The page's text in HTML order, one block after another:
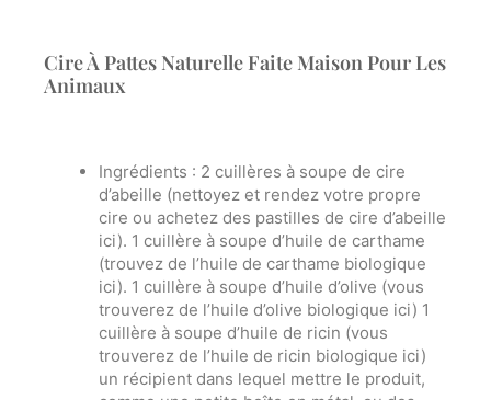
Cire À Pattes Naturelle Faite Maison Pour Les
Animaux
Ingrédients : 2 cuillères à soupe de cire
d’abeille (nettoyez et rendez votre propre
cire ou achetez des pastilles de cire d’abeille
ici). 1 cuillère à soupe d’huile de carthame
(trouvez de l’huile de carthame biologique
ici). 1 cuillère à soupe d’huile d’olive (vous
trouverez de l’huile d’olive biologique ici) 1
cuillère à soupe d’huile de ricin (vous
trouverez de l’huile de ricin biologique ici)
un récipient dans lequel mettre le produit,